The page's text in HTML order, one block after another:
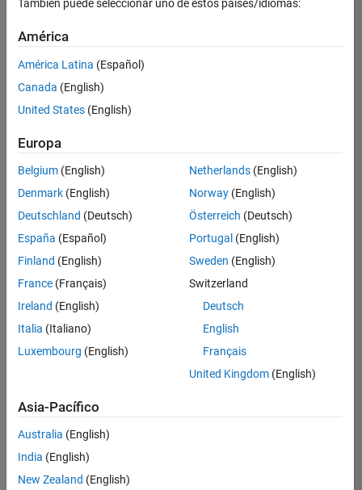
Ordenar por
Guardar
empleos
seleccionados
No se
han
traducido
todos
los
empleos.
Busque
por
ubicación
todos
empleos
en su
zona.
También puede seleccionar uno de estos países/idiomas:
América
América Latina (Español)
Canada (English)
United States (English)
Europa
Belgium (English)
Denmark (English)
Deutschland (Deutsch)
España (Español)
Finland (English)
France (Français)
Ireland (English)
Italia (Italiano)
Luxembourg (English)
Netherlands(English)
Norway(English)
Österreich (Deutsch)
Portugal (English)
Sweden (English)
Switzerland
Deutsch
English
Français
United Kingdom(English)
Asia-Pacífico
Australia (English)
India (English)
New Zealand (English)